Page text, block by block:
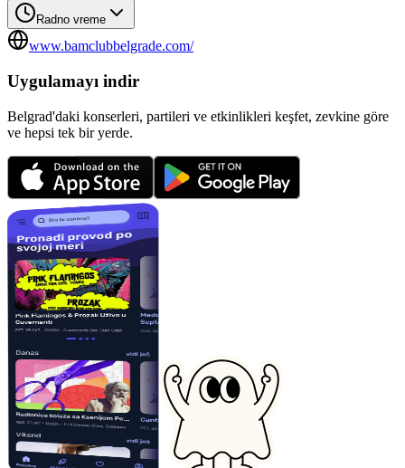
Radno vreme
www.bamclubbelgrade.com/
Uygulamayı indir
Belgrad'daki konserleri, partileri ve etkinlikleri keşfet, zevkine göre
ve hepsi tek bir yerde.